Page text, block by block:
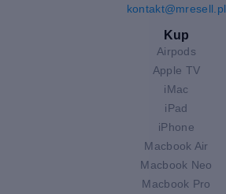
kontakt@mresell.pl
Kup
Airpods
Apple TV
iMac
iPad
iPhone
Macbook Air
Macbook Neo
Macbook Pro